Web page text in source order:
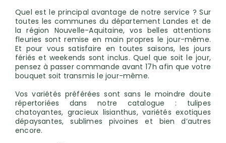
Quel est le principal avantage de notre service ? Sur
toutes les communes du département Landes et de
la région Nouvelle-Aquitaine, vos belles attentions
fleuries sont remise en main propres le jour-même.
Et pour vous satisfaire en toutes saisons, les jours
fériés et weekends sont inclus. Quel que soit le jour,
pensez à passer commande avant 17h afin que votre
bouquet soit transmis le jour-même.
Vos variétés préférées sont sans le moindre doute
répertoriées dans notre catalogue : tulipes
chatoyantes, gracieux lisianthus, variétés exotiques
dépaysantes, sublimes pivoines et bien d’autres
encore.